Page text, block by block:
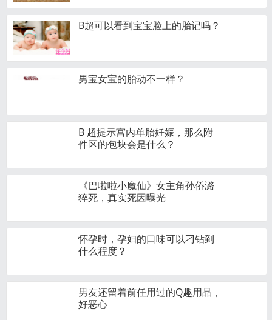
B超可以看到宝宝脸上的胎记吗？
男宝女宝的胎动不一样？
B 超提示宫内单胎妊娠，那么附
件区的包块会是什么？
《巴啦啦小魔仙》女主角孙侨潞
猝死，真实死因曝光
怀孕时，孕妇的口味可以刁钻到
什么程度？
男友还留着前任用过的Q趣用品，
好恶心